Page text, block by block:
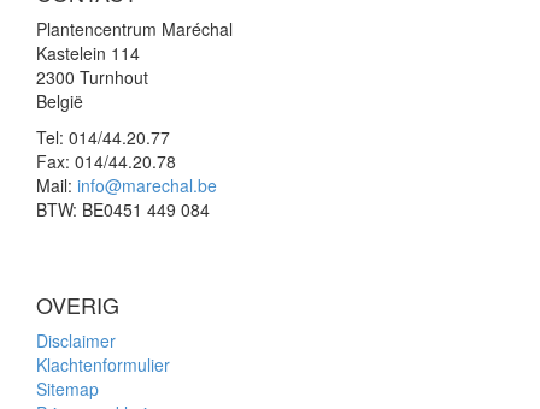
Plantencentrum Maréchal
Kastelein 114
2300 Turnhout
België
Tel: 014/44.20.77
Fax: 014/44.20.78
Mail: info@marechal.be
BTW: BE0451 449 084
OVERIG
Disclaimer
Klachtenformulier
Sitemap